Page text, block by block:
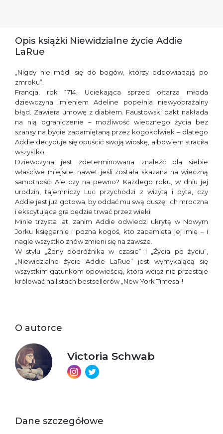
Opis książki Niewidzialne życie Addie
LaRue
„Nigdy nie módl się do bogów, którzy odpowiadają po
zmroku”.
Francja, rok 1714. Uciekająca sprzed ołtarza młoda
dziewczyna imieniem Adeline popełnia niewyobrażalny
błąd. Zawiera umowę z diabłem. Faustowski pakt nakłada
na nią ograniczenie – możliwość wiecznego życia bez
szansy na bycie zapamiętaną przez kogokolwiek – dlatego
Addie decyduje się opuścić swoją wioskę, albowiem straciła
wszystko.
Dziewczyna jest zdeterminowana znaleźć dla siebie
właściwe miejsce, nawet jeśli została skazana na wieczną
samotność. Ale czy na pewno? Każdego roku, w dniu jej
urodzin, tajemniczy Luc przychodzi z wizytą i pyta, czy
Addie jest już gotowa, by oddać mu swą duszę. Ich mroczna
i ekscytująca gra będzie trwać przez wieki.
Minie trzysta lat, zanim Addie odwiedzi ukrytą w Nowym
Jorku księgarnię i pozna kogoś, kto zapamięta jej imię – i
nagle wszystko znów zmieni się na zawsze.
W stylu „Żony podróżnika w czasie” i „Życia po życiu”,
„Niewidzialne życie Addie LaRue” jest wymykającą się
wszystkim gatunkom opowieścią, która wciąż nie przestaje
królować na listach bestsellerów „New York Timesa”!
O autorce
Victoria Schwab
Dane szczegółowe